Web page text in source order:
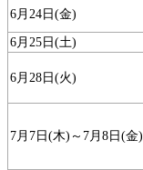
6月24日(金)
6月25日(土)
6月28日(火)
7月7日(木)～7月8日(金)